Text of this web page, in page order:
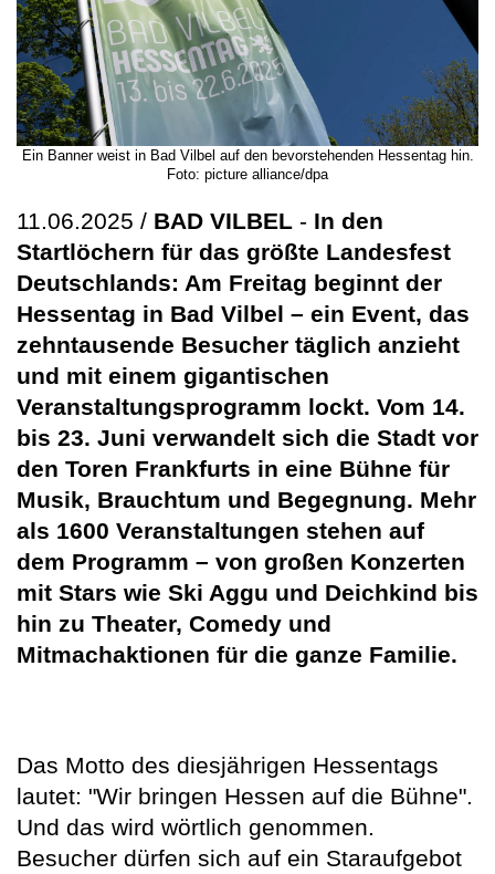
Ein Banner weist in Bad Vilbel auf den bevorstehenden Hessentag hin.
Foto: picture alliance/dpa
11.06.2025 / BAD VILBEL - In den
Startlöchern für das größte Landesfest
Deutschlands: Am Freitag beginnt der
Hessentag in Bad Vilbel – ein Event, das
zehntausende Besucher täglich anzieht
und mit einem gigantischen
Veranstaltungsprogramm lockt. Vom 14.
bis 23. Juni verwandelt sich die Stadt vor
den Toren Frankfurts in eine Bühne für
Musik, Brauchtum und Begegnung. Mehr
als 1600 Veranstaltungen stehen auf
dem Programm – von großen Konzerten
mit Stars wie Ski Aggu und Deichkind bis
hin zu Theater, Comedy und
Mitmachaktionen für die ganze Familie.
Das Motto des diesjährigen Hessentags
lautet: "Wir bringen Hessen auf die Bühne".
Und das wird wörtlich genommen.
Besucher dürfen sich auf ein Staraufgebot